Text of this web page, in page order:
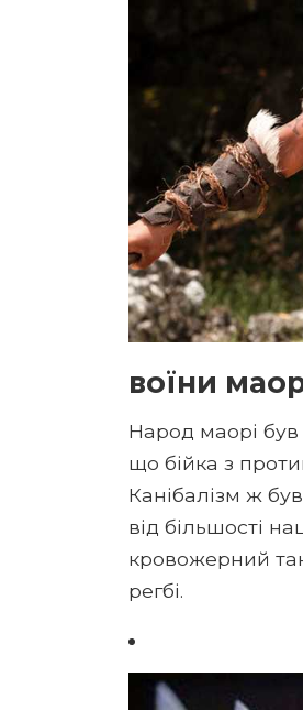
воїни
Народ маорі
що бійка з
Канібалізм ж
від більшості
кровожерний
регбі.